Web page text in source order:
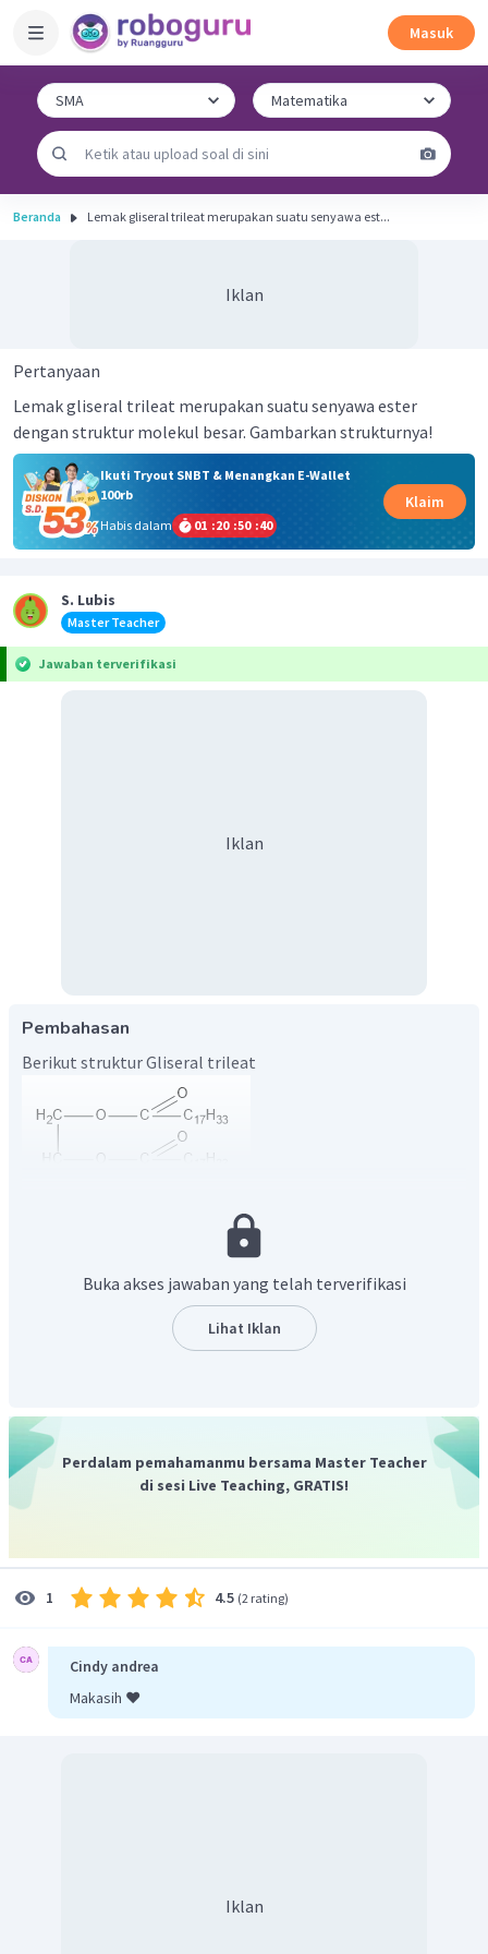
Masuk
Beranda Lemak gliseral trileat merupakan suatu senyawa est...
Iklan
Pertanyaan
Lemak gliseral trileat merupakan suatu senyawa ester
dengan struktur molekul besar. Gambarkan strukturnya!
Ikuti Tryout SNBT & Menangkan E-Wallet
100rb
Habis dalam
01 :20 :50 :40
Klaim
S. Lubis
Master Teacher
Jawaban terverifikasi
Iklan
Pembahasan
Berikut struktur Gliseral trileat
Buka akses jawaban yang telah terverifikasi
Lihat Iklan
Perdalam pemahamanmu bersama Master Teacher
di sesi Live Teaching, GRATIS!
1 4.5 (2 rating)
Cindy andrea
Makasih ❤️
Iklan